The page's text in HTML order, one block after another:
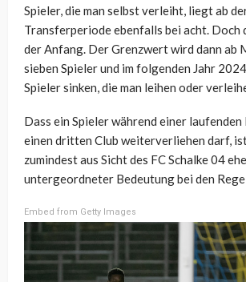
Spieler, die man selbst verleiht, liegt ab
Transferperiode ebenfalls bei acht. Doch
der Anfang. Der Grenzwert wird dann ab
sieben Spieler und im folgenden Jahr
Spieler sinken, die man leihen oder
Dass ein Spieler während einer laufenden
einen dritten Club weiterverliehen darf,
zumindest aus Sicht des FC Schalke 04
untergeordneter Bedeutung bei den
Embed from Getty Images